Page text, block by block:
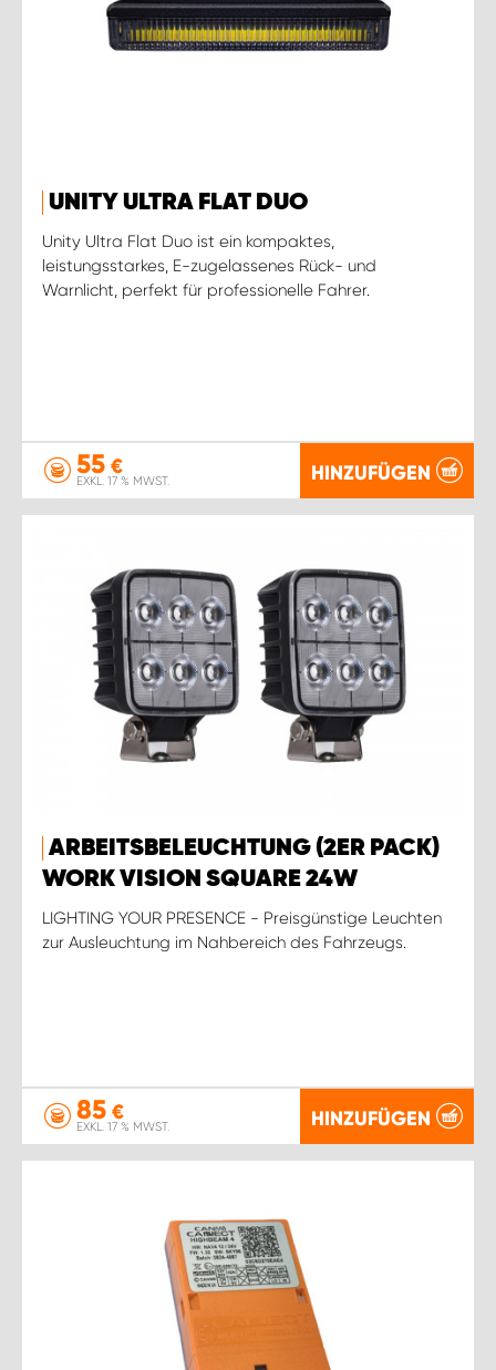
UNITY ULTRA FLAT DUO
Unity Ultra Flat Duo ist ein kompaktes,
leistungsstarkes, E-zugelassenes Rück- und
Warnlicht, perfekt für professionelle Fahrer.
55 €
EXKL. 17 % MWST. HINZUFÜGEN
ARBEITSBELEUCHTUNG (2ER PACK)
WORK VISION SQUARE 24W
LIGHTING YOUR PRESENCE - Preisgünstige Leuchten
zur Ausleuchtung im Nahbereich des Fahrzeugs.
85 €
EXKL. 17 % MWST. HINZUFÜGEN